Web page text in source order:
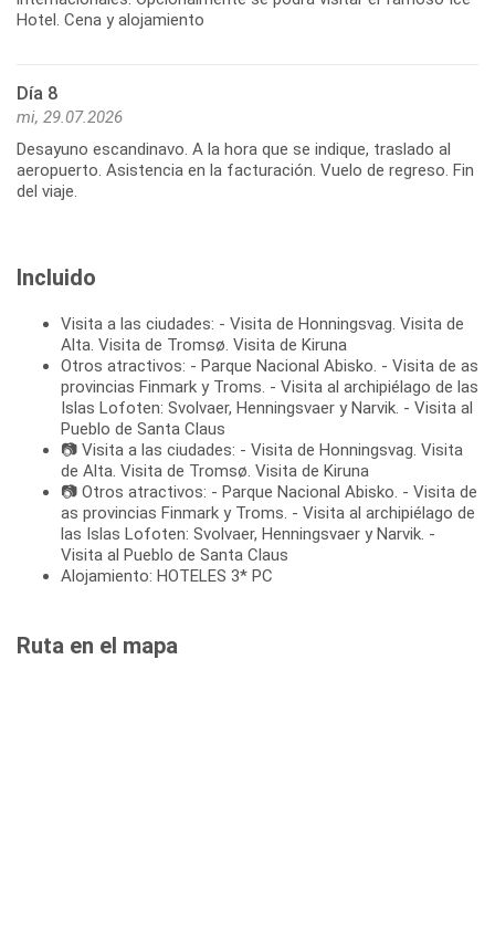
Hotel. Cena y alojamiento
Día 8
mi, 29.07.2026
Desayuno escandinavo. A la hora que se indique, traslado al
aeropuerto. Asistencia en la facturación. Vuelo de regreso. Fin
del viaje.
Incluido
Visita a las ciudades: - Visita de Honningsvag. Visita de
Alta. Visita de Tromsø. Visita de Kiruna
Otros atractivos: - Parque Nacional Abisko. - Visita de as
provincias Finmark y Troms. - Visita al archipiélago de las
Islas Lofoten: Svolvaer, Henningsvaer y Narvik. - Visita al
Pueblo de Santa Claus
📷 Visita a las ciudades: - Visita de Honningsvag. Visita
de Alta. Visita de Tromsø. Visita de Kiruna
📷 Otros atractivos: - Parque Nacional Abisko. - Visita de
as provincias Finmark y Troms. - Visita al archipiélago de
las Islas Lofoten: Svolvaer, Henningsvaer y Narvik. -
Visita al Pueblo de Santa Claus
Alojamiento: HOTELES 3* PC
Ruta en el mapa